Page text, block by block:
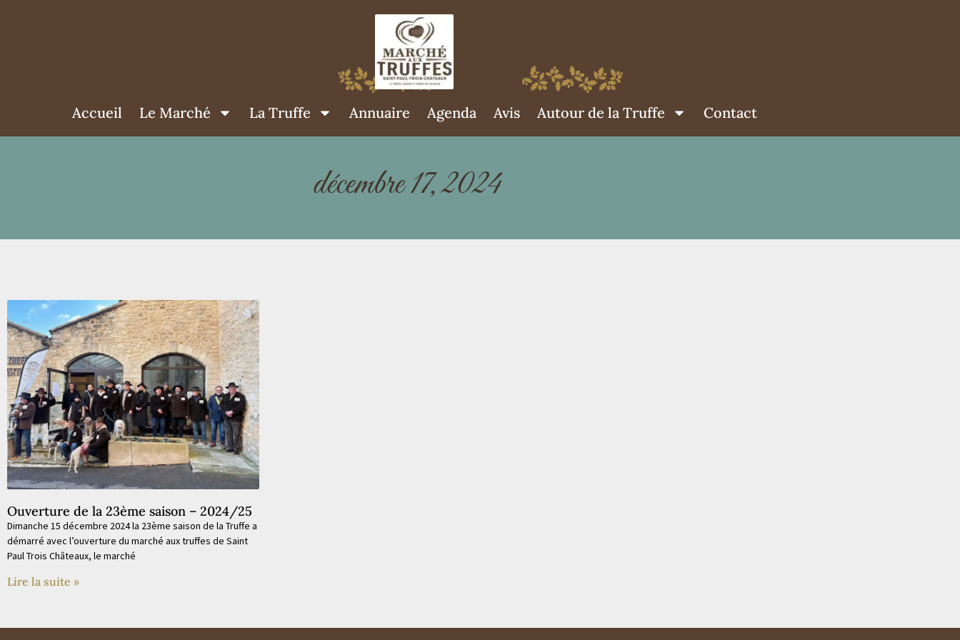
Accueil Le Marché La Truffe Annuaire Agenda Avis Autour de la Truffe Contact
décembre 17, 2024
Ouverture de la 23ème saison – 2024/25
Dimanche 15 décembre 2024 la 23ème saison de la Truffe a
démarré avec l’ouverture du marché aux truffes de Saint
Paul Trois Châteaux, le marché
Lire la suite »